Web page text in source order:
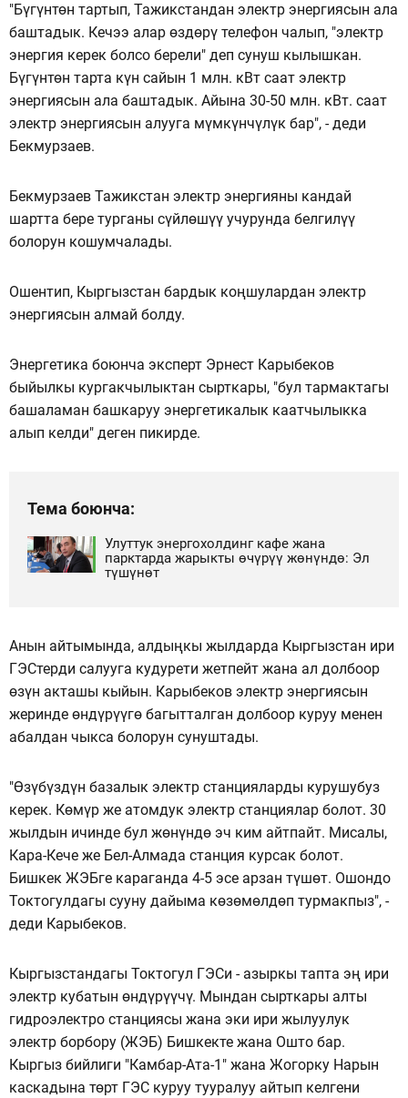
"Бүгүнтөн тартып, Тажикстандан электр энергиясын ала
баштадык. Кечээ алар өздөрү телефон чалып, "электр
энергия керек болсо берели" деп сунуш кылышкан.
Бүгүнтөн тарта күн сайын 1 млн. кВт саат электр
энергиясын ала баштадык. Айына 30-50 млн. кВт. саат
электр энергиясын алууга мүмкүнчүлүк бар", - деди
Бекмурзаев.
Бекмурзаев Тажикстан электр энергияны кандай
шартта бере турганы сүйлөшүү учурунда белгилүү
болорун кошумчалады.
Ошентип, Кыргызстан бардык коңшулардан электр
энергиясын алмай болду.
Энергетика боюнча эксперт Эрнест Карыбеков
быйылкы кургакчылыктан сырткары, "бул тармактагы
башаламан башкаруу энергетикалык каатчылыкка
алып келди" деген пикирде.
Тема боюнча:
Улуттук энергохолдинг кафе жана
парктарда жарыкты өчүрүү жөнүндө: Эл
түшүнөт
Анын айтымында, алдыңкы жылдарда Кыргызстан ири
ГЭСтерди салууга кудурети жетпейт жана ал долбоор
өзүн акташы кыйын. Карыбеков электр энергиясын
жеринде өндүрүүгө багытталган долбоор куруу менен
абалдан чыкса болорун сунуштады.
"Өзүбүздүн базалык электр станцияларды курушубуз
керек. Көмүр же атомдук электр станциялар болот. 30
жылдын ичинде бул жөнүндө эч ким айтпайт. Мисалы,
Кара-Кече же Бел-Алмада станция курсак болот.
Бишкек ЖЭБге караганда 4-5 эсе арзан түшөт. Ошондо
Токтогулдагы сууну дайыма көзөмөлдөп турмакпыз", -
деди Карыбеков.
Кыргызстандагы Токтогул ГЭСи - азыркы тапта эң ири
электр кубатын өндүрүүчү. Мындан сырткары алты
гидроэлектро станциясы жана эки ири жылуулук
электр борбору (ЖЭБ) Бишкекте жана Ошто бар.
Кыргыз бийлиги "Камбар-Ата-1" жана Жогорку Нарын
каскадына төрт ГЭС куруу тууралуу айтып келгени